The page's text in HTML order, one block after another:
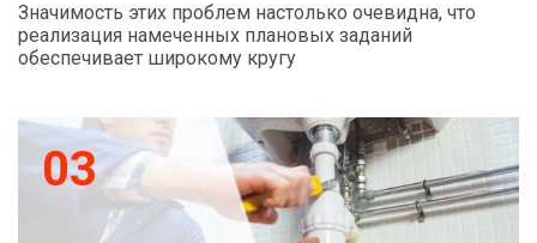
Значимость этих проблем настолько очевидна, что
реализация намеченных плановых заданий
обеспечивает широкому кругу
03